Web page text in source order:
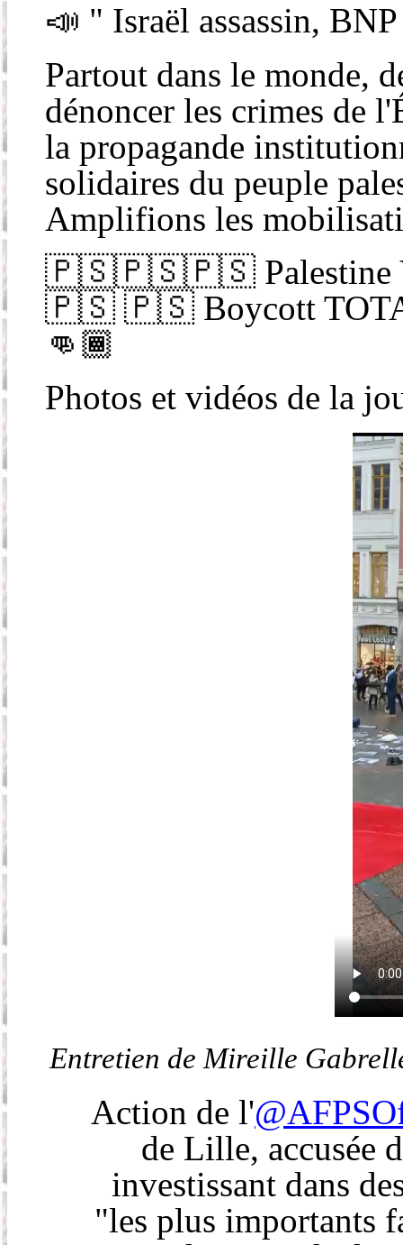
📣 " Israël assassin,
Partout dans le monde,
dénoncer les crimes de
la propagande
solidaires du peuple
Amplifions les
🇵🇸🇵🇸🇵🇸 Palestine
🇵🇸 🇵🇸 Boycott
👊🏾
Photos et vidéos de la
Entretien de Mireille
Action de l'
de Lille, accusée
investissant dans
"les plus importants